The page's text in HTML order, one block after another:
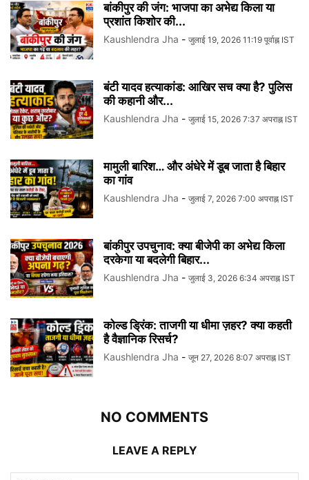
बांकीपुर की जंग: भाजपा का अभेद्य किला या
प्रशांत किशोर की...
Kaushlendra Jha - जुलाई 19, 2026 11:19 पूर्वाह्न IST
बंटी यादव हत्याकांड: आखिर सच क्या है? पुलिस
की कहानी और...
Kaushlendra Jha - जुलाई 15, 2026 7:37 अपराह्न IST
मामुली बारिश… और अंधेरे में डूब जाता है बिहार
का गांव
Kaushlendra Jha - जुलाई 7, 2026 7:00 अपराह्न IST
बांकीपुर उपचुनाव: क्या बीजेपी का अभेद्य किला
दरकेगा या बदलेगी बिहार...
Kaushlendra Jha - जुलाई 3, 2026 6:34 अपराह्न IST
कोल्ड ड्रिंक: ताजगी या धीमा ज़हर? क्या कहती
है वैज्ञानिक रिसर्च?
Kaushlendra Jha - जून 27, 2026 8:07 अपराह्न IST
NO COMMENTS
LEAVE A REPLY